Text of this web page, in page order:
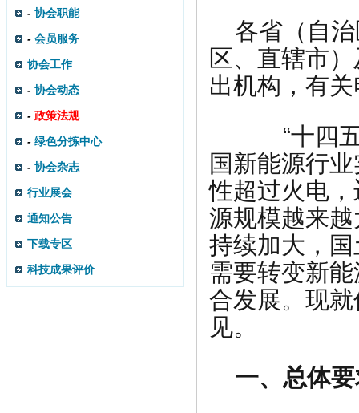
- 协会职能
- 会员服务
协会工作
- 协会动态
- 政策法规
- 绿色分拣中心
- 协会杂志
行业展会
通知公告
下载专区
科技成果评价
各省（自
区、直辖市
出机构，有
“十四五”
国新能源行
性超过火电
源规模越来
持续加大，
需要转变新
合发展。现
见。
一、总体